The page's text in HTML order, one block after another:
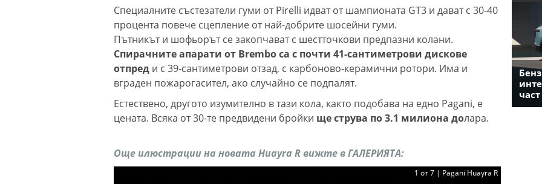
Специалните състезатели гуми от Pirelli идват от шампионата GT3 и дават с 30-40
процента повече сцепление от най-добрите шосейни гуми.
Пътникът и шофьорът се закопчават с шестточкови предпазни колани.
Спирачните апарати от Brembo са с почти 41-сантиметрови дискове
отпред и с 39-сантиметрови отзад, с карбоново-керамични ротори. Има и
вграден пожарогасител, ако случайно се подпалят.
Естествено, другото изумително в тази кола, както подобава на едно Pagani, е
цената. Всяка от 30-те предвидени бройки ще струва по 3.1 милиона долара.
Още илюстрации на новата Huayra R вижте в ГАЛЕРИЯТА:
1 от 7 | Pagani Huayra R
част